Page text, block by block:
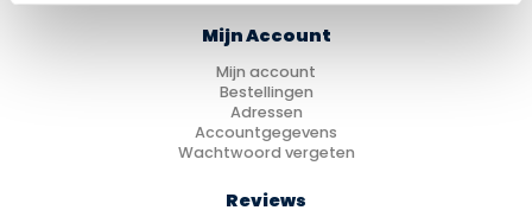
Mijn Account
Mijn account
Bestellingen
Adressen
Accountgegevens
Wachtwoord vergeten
Reviews